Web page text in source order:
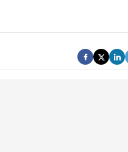
OPINIÓN EXTRAS